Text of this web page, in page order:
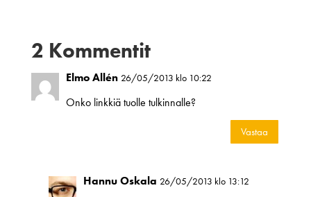
2 Kommentit
Elmo Allén 26/05/2013 klo 10:22
Onko linkkiä tuolle tulkinnalle?
Vastaa
Hannu Oskala 26/05/2013 klo 13:12